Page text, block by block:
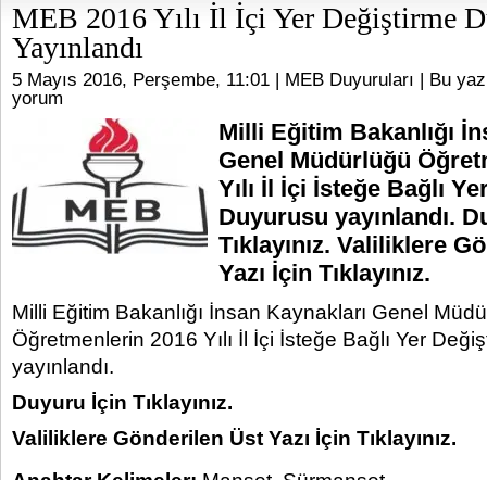
MEB 2016 Yılı İl İçi Yer Değiştirme
Yayınlandı
5 Mayıs 2016, Perşembe, 11:01 | MEB Duyuruları | Bu
yorum
Milli Eğitim Bakanlığı
Genel Müdürlüğü
Yılı İl İçi İsteğe Bağlı
Duyurusu yayınlandı.
Tıklayınız. Valiliklere
Yazı İçin Tıklayınız.
Milli Eğitim Bakanlığı İnsan Kaynakları Genel
Öğretmenlerin 2016 Yılı İl İçi İsteğe Bağlı Yer
yayınlandı.
Duyuru İçin Tıklayınız.
Valiliklere Gönderilen Üst Yazı İçin Tıklayınız.